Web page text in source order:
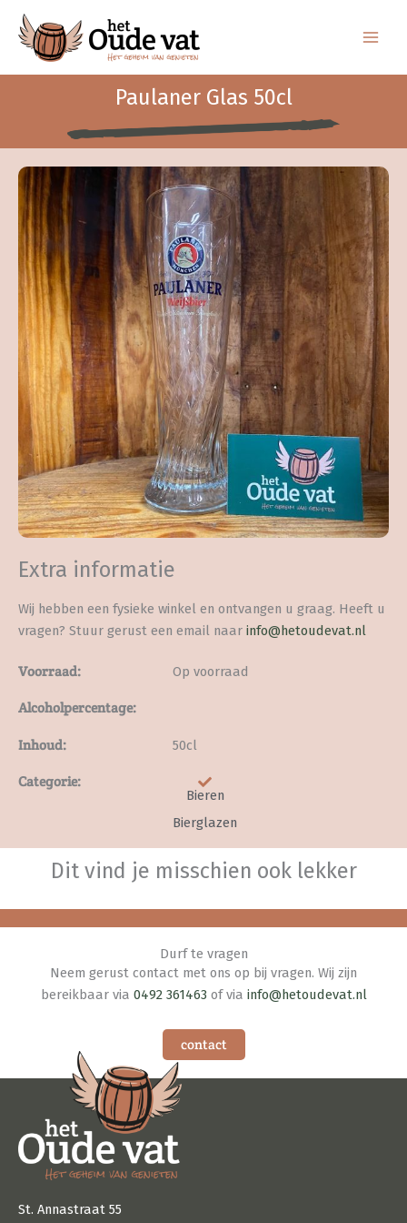
naar
inhoud
Paulaner Glas 50cl
Extra informatie
Wij hebben een fysieke winkel en ontvangen u graag. Heeft u
vragen? Stuur gerust een email naar info@hetoudevat.nl
Voorraad: Op voorraad
Alcoholpercentage:
Inhoud: 50cl
Categorie:
Bieren
Bierglazen
Dit vind je misschien ook lekker
Durf te vragen
Neem gerust contact met ons op bij vragen. Wij zijn
bereikbaar via 0492 361463 of via info@hetoudevat.nl
contact
St. Annastraat 55